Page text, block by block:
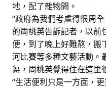
地，配了雜物間。
“政府為我們考慮得很周
的周桃英告訴記者，以前
便，到了晚上好難熬，搬
河比賽等多種文藝活動。
舞，周桃英覺得住在這里
“生活便利只是一方面，